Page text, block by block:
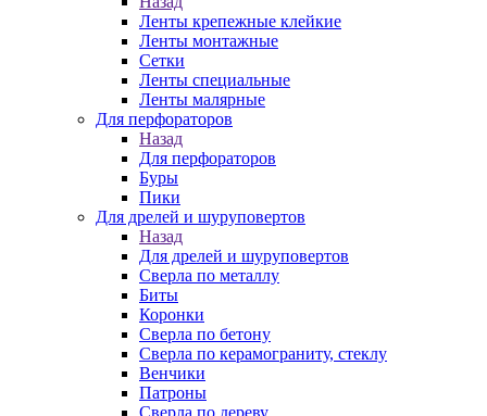
Ленты крепежные клейкие
Ленты монтажные
Сетки
Ленты специальные
Ленты малярные
Для перфораторов
Назад
Для перфораторов
Буры
Пики
Для дрелей и шуруповертов
Назад
Для дрелей и шуруповертов
Сверла по металлу
Биты
Коронки
Сверла по бетону
Сверла по керамограниту, стеклу
Венчики
Патроны
Сверла по дереву